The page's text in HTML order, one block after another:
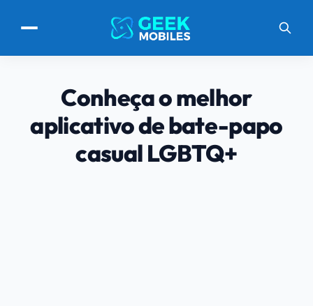
Conheça o melhor
aplicativo de bate-papo
casual LGBTQ+